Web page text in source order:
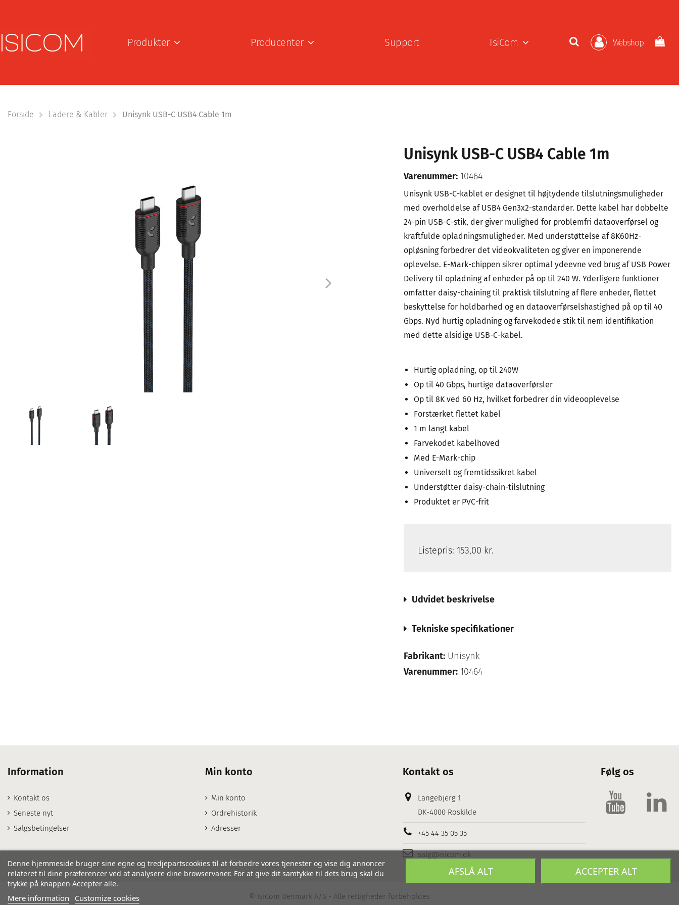
Produkter Producenter Support IsiCom Webshop
Forside Ladere & Kabler Unisynk USB-C USB4 Cable 1m
Unisynk USB-C USB4 Cable 1m
Varenummer: 10464
Unisynk USB-C-kablet er designet til højtydende tilslutningsmuligheder
med overholdelse af USB4 Gen3x2-standarder. Dette kabel har dobbelte
24-pin USB-C-stik, der giver mulighed for problemfri dataoverførsel og
kraftfulde opladningsmuligheder. Med understøttelse af 8K60Hz-
opløsning forbedrer det videokvaliteten og giver en imponerende
oplevelse. E-Mark-chippen sikrer optimal ydeevne ved brug af USB Power
Delivery til opladning af enheder på op til 240 W. Yderligere funktioner
omfatter daisy-chaining til praktisk tilslutning af flere enheder, flettet
beskyttelse for holdbarhed og en dataoverførselshastighed på op til 40
Gbps. Nyd hurtig opladning og farvekodede stik til nem identifikation
med dette alsidige USB-C-kabel.
Hurtig opladning, op til 240W
Op til 40 Gbps, hurtige dataoverførsler
Op til 8K ved 60 Hz, hvilket forbedrer din videooplevelse
Forstærket flettet kabel
1 m langt kabel
Farvekodet kabelhoved
Med E-Mark-chip
Universelt og fremtidssikret kabel
Understøtter daisy-chain-tilslutning
Produktet er PVC-frit
Listepris: 153,00 kr.
Udvidet beskrivelse
Tekniske specifikationer
Fabrikant: Unisynk
Varenummer: 10464
Information
Kontakt os
Seneste nyt
Salgsbetingelser
Min konto
Min konto
Ordrehistorik
Adresser
Kontakt os
Langebjerg 1
DK-4000 Roskilde
+45 44 35 05 35
salg@isicom.dk
Denne hjemmeside bruger sine egne og tredjepartscookies til at forbedre vores tjenester og vise dig annoncer
relateret til dine præferencer ved at analysere dine browservaner. For at give dit samtykke til dets brug skal du
trykke på knappen Accepter alle.
Mere information Customize cookies
AFSLÅ ALT ACCEPTER ALT
Følg os
© IsiCom Denmark A/S - Alle rettigheder forbeholdes